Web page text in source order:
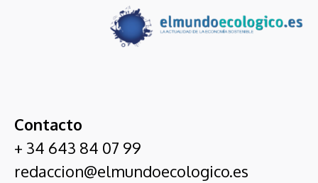
Contacto
+ 34 643 84 07 99
redaccion@elmundoecologico.es